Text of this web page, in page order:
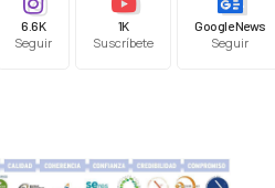
6.6K
Seguir
1K
Suscríbete
Google News
Seguir